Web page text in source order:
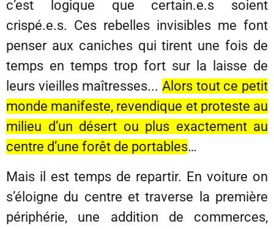
c’est logique que certain.e.s soient
crispé.e.s. Ces rebelles invisibles me font
penser aux caniches qui tirent une fois de
temps en temps trop fort sur la laisse de
leurs vieilles maîtresses... Alors tout ce petit
monde manifeste, revendique et proteste au
milieu d’un désert ou plus exactement au
centre d’une forêt de portables…
Mais il est temps de repartir. En voiture on
s’éloigne du centre et traverse la première
périphérie, une addition de commerces,